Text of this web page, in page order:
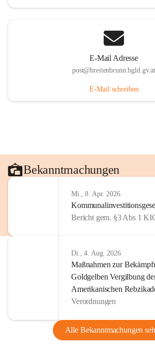
E-Mail Adresse
post@breitenbrunn.bgld.gv.at
E-Mail schreiben
Bekanntmachungen
Mi., 8. Apr. 2026
Bericht gem. §3 Abs 1
Di., 4. Aug. 2026
Maßnahmen zur
Goldgelben Vergilbung
Amerikanischen
Verordnungen
Alle Bekanntmachungen